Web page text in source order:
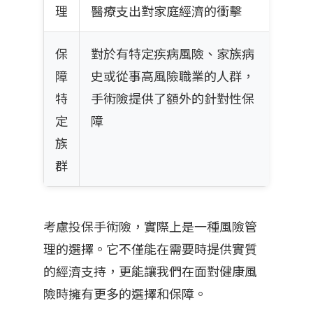
理
醫療支出對家庭經濟的衝擊
保
障
特
定
族
群
對於有特定疾病風險、家族病
史或從事高風險職業的人群，
手術險提供了額外的針對性保
障
考慮投保手術險，實際上是一種風險管
理的選擇。它不僅能在需要時提供實質
的經濟支持，更能讓我們在面對健康風
險時擁有更多的選擇和保障。